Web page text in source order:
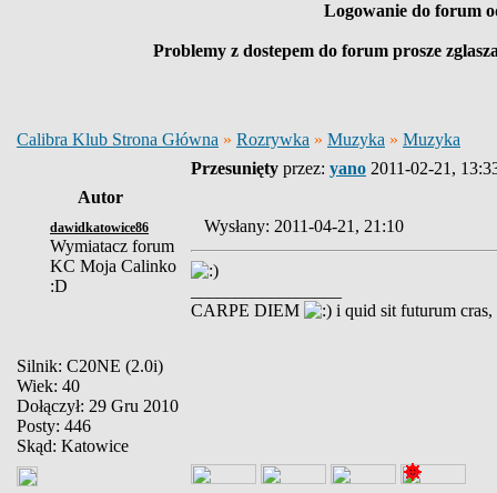
Logowanie do forum
Problemy z dostepem do forum prosze
Calibra Klub Strona Główna » Rozrywka » Muzyka » Muzyka
Przesunięty przez: yano 2011-02-21,
Autor
dawidkatowice86
Wymiatacz forum
KC Moja Calinko
:D
Silnik: C20NE (2.0i)
Wiek: 40
Dołączył: 29 Gru 2010
Posty: 446
Skąd: Katowice
Wysłany: 2011-04-21, 21:10
CARPE DIEM
i quid sit futurum